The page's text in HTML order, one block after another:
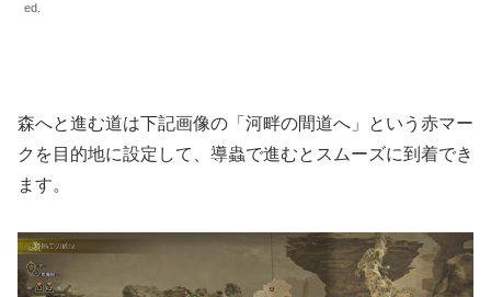
ed.
森へと進む道は下記画像の「河畔の間道へ」という赤マー
クを目的地に設定して、導蟲で進むとスムーズに到着でき
ます。